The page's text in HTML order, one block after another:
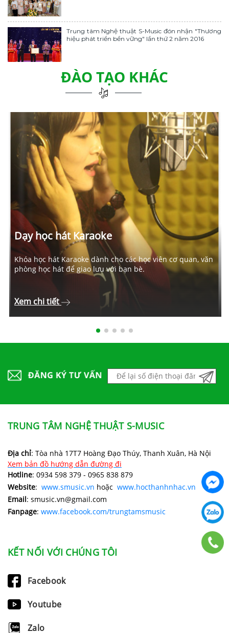
Trung tâm Nghệ thuật S-Music đón nhận "Thương
hiệu phát triển bền vững" lần thứ 2 năm 2016
ĐÀO TẠO KHÁC
Dạy học hát Karaoke
Khóa học hát Karaoke dành cho các học viên cơ quan, văn
phòng học hát để giao lưu với bạn bè.
Xem chi tiết
TRUNG TÂM NGHỆ THUẬT S-MUSIC
Địa chỉ: Tòa nhà 17T7 Hoàng Đạo Thúy, Thanh Xuân, Hà Nội
Xem bản đồ hướng dẫn đường đi
Hotline: 0934 598 379 - 0965 838 879
Website: www.smusic.vn hoặc www.hocthanhnhac.vn
Email: smusic.vn@gmail.com
Fanpage: www.facebook.com/trungtamsmusic
KẾT NỐI VỚI CHÚNG TÔI
Facebook
Youtube
Zalo